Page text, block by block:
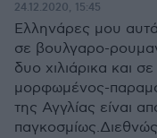
24.12.2020, 15:45
Ελληνάρες μου
σε βουλγαρο-
δυο χιλιάρικα και σε
μορφωμένος-
της Αγγλίας είναι